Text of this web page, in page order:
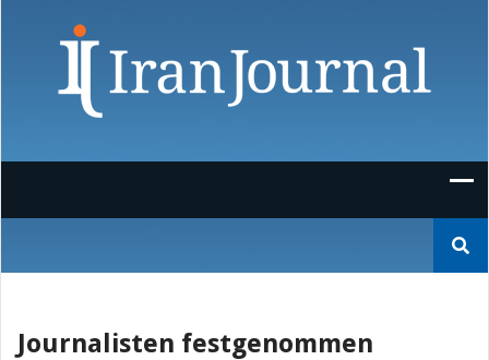
nach:
Journalisten festgenommen